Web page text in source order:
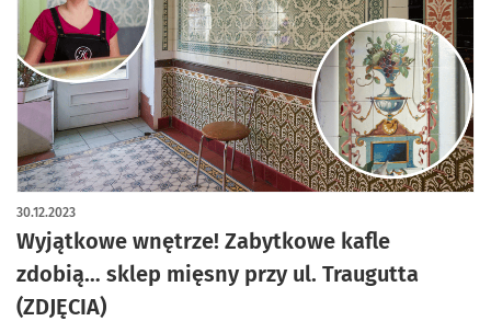
Wyjątkowe wnętrze! Zabytkowe kafle
zdobią… sklep mięsny przy ul. Traugutta
(ZDJĘCIA)
30.12.2023
artykuł z galerią zdjęć